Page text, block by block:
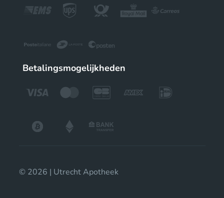
Betalingsmogelijkheden
© 2026 | Utrecht Apotheek